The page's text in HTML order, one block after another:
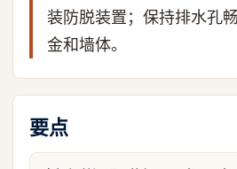
装防脱装置；保持排水孔
金和墙体。
要点